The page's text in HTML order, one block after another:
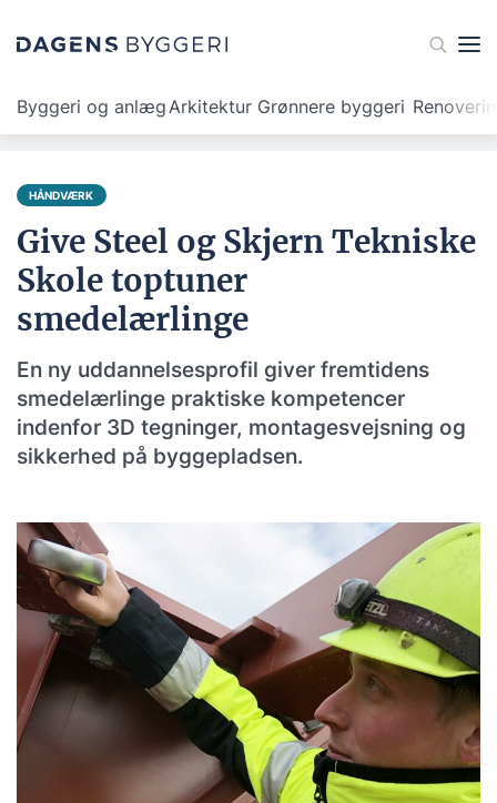
Byggeri og anlægArkitektur Grønnere byggeri
HÅNDVÆRK
Give Steel og Skjern Tekniske
Skole toptuner
smedelærlinge
En ny uddannelsesprofil giver fremtidens
smedelærlinge praktiske kompetencer
indenfor 3D tegninger, montagesvejsning og
sikkerhed på byggepladsen.